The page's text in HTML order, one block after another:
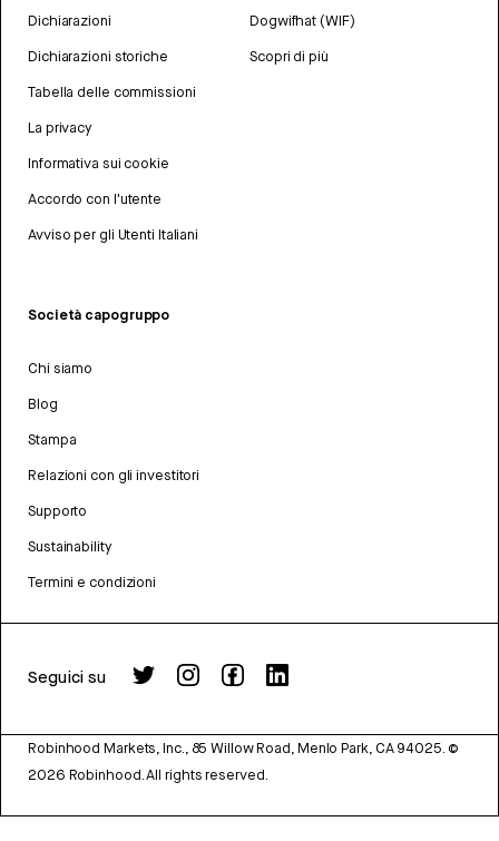
Dichiarazioni
Dichiarazioni storiche
Tabella delle commissioni
La privacy
Informativa sui cookie
Accordo con l'utente
Avviso per gli Utenti Italiani
Dogwifhat (WIF)
Scopri di più
Società capogruppo
Chi siamo
Blog
Stampa
Relazioni con gli investitori
Supporto
Sustainability
Termini e condizioni
Seguici su
Robinhood Markets, Inc., 85 Willow Road, Menlo Park, CA 94025. ©
2026 Robinhood. All rights reserved.